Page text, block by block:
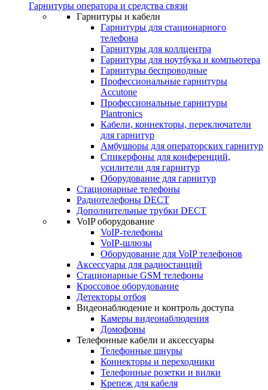
Гарнитуры оператора и средства связи
Гарнитуры и кабели
Гарнитуры для стационарного
телефона
Гарнитуры для коллцентра
Гарнитуры для ноутбука и компьютера
Гарнитуры беспроводные
Профессиональные гарнитуры
Accutone
Профессиональные гарнитуры
Plantronics
Кабели, коннекторы, переключатели
для гарнитур
Амбушюры для операторских гарнитур
Cпикерфоны для конференций,
усилители для гарнитур
Оборудование для гарнитур
Стационарные телефоны
Радиотелефоны DECT
Дополнительные трубки DECT
VoIP оборудование
VoIP-телефоны
VoIP-шлюзы
Оборудование для VoIP телефонов
Аксессуары для радиостанций
Стационарные GSM телефоны
Кроссовое оборудование
Детекторы отбоя
Видеонаблюдение и контроль доступа
Камеры видеонаблюдения
Домофоны
Телефонные кабели и аксессуары
Телефонные шнуры
Коннекторы и переходники
Телефонные розетки и вилки
Крепеж для кабеля